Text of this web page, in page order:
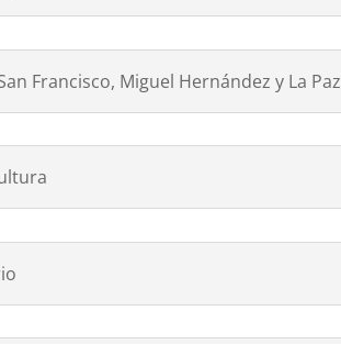
Francisco, Miguel Hernández y La Paz